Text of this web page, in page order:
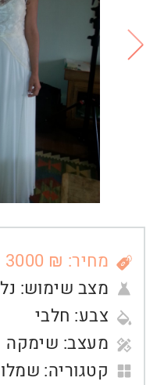
מחיר: ₪ 3000
מצב שימוש:
צבע: חלבי
מעצב: שימקה
קטגוריה: